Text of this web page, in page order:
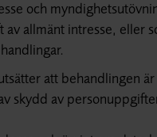
och
av allmänt intresse, eller
att behandlingen
skydd av